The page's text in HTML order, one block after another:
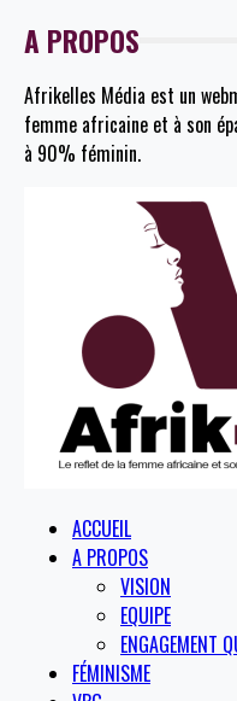
A PROPOS
Afrikelles Média est un
femme africaine et à son
à 90% féminin.
ACCUEIL
A PROPOS
VISION
EQUIPE
ENGAGEMENT
FÉMINISME